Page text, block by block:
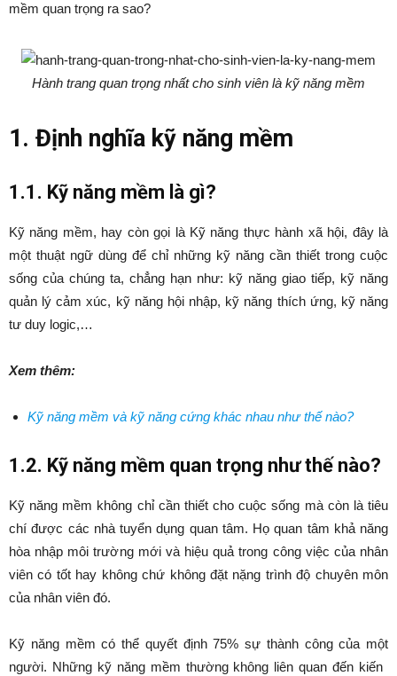
mềm quan trọng ra sao?
Hành trang quan trọng nhất cho sinh viên là kỹ năng mềm
1. Định nghĩa kỹ năng mềm
1.1. Kỹ năng mềm là gì?
Kỹ năng mềm, hay còn gọi là Kỹ năng thực hành xã hội, đây là
một thuật ngữ dùng để chỉ những kỹ năng cần thiết trong cuộc
sống của chúng ta, chẳng hạn như: kỹ năng giao tiếp, kỹ năng
quản lý cảm xúc, kỹ năng hội nhập, kỹ năng thích ứng, kỹ năng
tư duy logic,…
Xem thêm:
Kỹ năng mềm và kỹ năng cứng khác nhau như thế nào?
1.2. Kỹ năng mềm quan trọng như thế nào?
Kỹ năng mềm không chỉ cần thiết cho cuộc sống mà còn là tiêu
chí được các nhà tuyển dụng quan tâm. Họ quan tâm khả năng
hòa nhập môi trường mới và hiệu quả trong công việc của nhân
viên có tốt hay không chứ không đặt nặng trình độ chuyên môn
của nhân viên đó.
Kỹ năng mềm có thể quyết định 75% sự thành công của một
người. Những kỹ năng mềm thường không liên quan đến kiến ​​